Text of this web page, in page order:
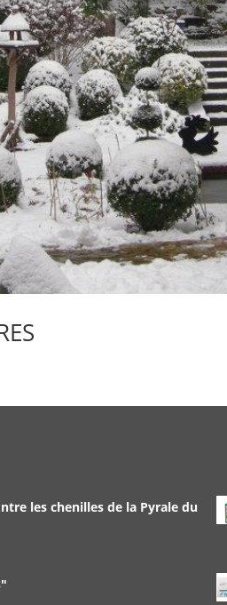
les chenilles de la Pyrale du